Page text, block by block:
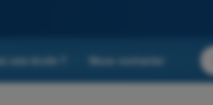
une école ? Nous contacter